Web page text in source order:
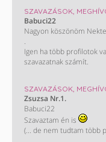
SZAVAZÁSOK,
Babuci22
.
Igen ha több profilotok
szavazatnak számít.
/ Most nem műkszik a
SZAVAZÁSOK,
Zsuzsa Nr.1.
Babuci22
Szavaztam én is
(... de nem tudtam több